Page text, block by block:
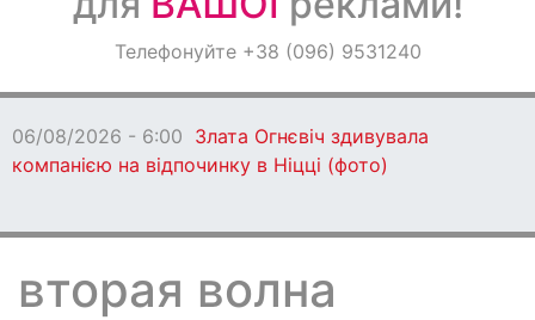
ОголошенняТелефонуйте +38 (096) 9531240
06/08/2026 - 6:00 Співак
Володимир Дантес став
вторая волна